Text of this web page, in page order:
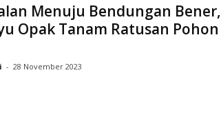
Menuju Bendungan Bener,
Opak Tanam Ratusan Pohon
- 28 November 2023